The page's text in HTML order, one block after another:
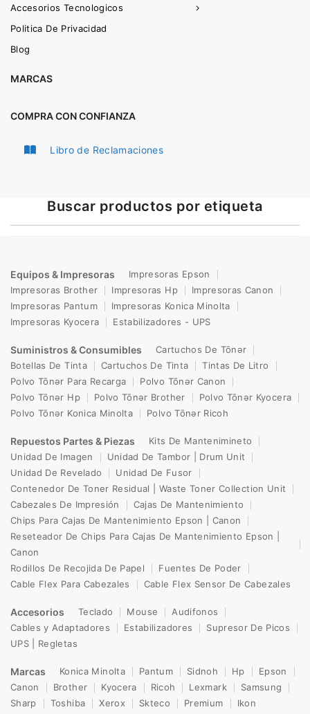
Accesorios Tecnologicos
Politica De Privacidad
Blog
MARCAS
COMPRA CON CONFIANZA
Libro de Reclamaciones
Buscar productos por etiqueta
Equipos & Impresoras
Impresoras Epson
Impresoras Brother
Impresoras Hp
Impresoras Canon
Impresoras Pantum
Impresoras Konica Minolta
Impresoras Kyocera
Estabilizadores - UPS
Suministros & Consumibles
Cartuchos De Tōnər
Botellas De Tinta
Cartuchos De Tinta
Tintas De Litro
Polvo Tōnər Para Recarga
Polvo Tōnər Canon
Polvo Tōnər Hp
Polvo Tōnər Brother
Polvo Tōnər Kyocera
Polvo Tōnər Konica Minolta
Polvo Tōnər Ricoh
Repuestos Partes & Piezas
Kits De Mantenimineto
Unidad De Imagen
Unidad De Tambor | Drum Unit
Unidad De Revelado
Unidad De Fusor
Contenedor De Toner Residual | Waste Toner Collection Unit
Cabezales De Impresión
Cajas De Mantenimiento
Chips Para Cajas De Mantenimiento Epson | Canon
Reseteador De Chips Para Cajas De Mantenimiento Epson |
Canon
Rodillos De Recojida De Papel
Fuentes De Poder
Cable Flex Para Cabezales
Cable Flex Sensor De Cabezales
Accesorios Teclado Mouse
Audifonos
Cables y Adaptadores
Estabilizadores
Supresor De Picos
UPS | Regletas
Marcas Konica Minolta Pantum Sidnoh Hp
Epson
Canon
Brother Kyocera Ricoh Lexmark
Samsung
Sharp
Toshiba Xerox Skteco Premium Ikon